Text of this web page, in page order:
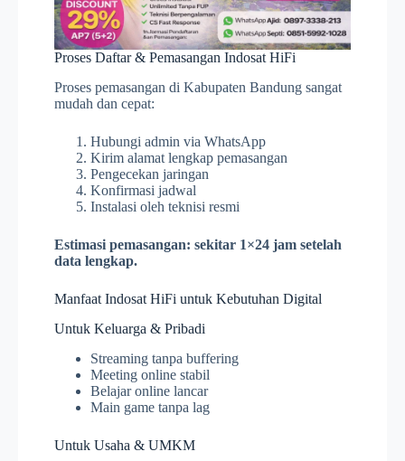
Proses Daftar & Pemasangan Indosat HiFi
Proses pemasangan di Kabupaten Bandung sangat
mudah dan cepat:
Hubungi admin via WhatsApp
Kirim alamat lengkap pemasangan
Pengecekan jaringan
Konfirmasi jadwal
Instalasi oleh teknisi resmi
Estimasi pemasangan: sekitar 1×24 jam setelah
data lengkap.
Manfaat Indosat HiFi untuk Kebutuhan Digital
Untuk Keluarga & Pribadi
Streaming tanpa buffering
Meeting online stabil
Belajar online lancar
Main game tanpa lag
Untuk Usaha & UMKM